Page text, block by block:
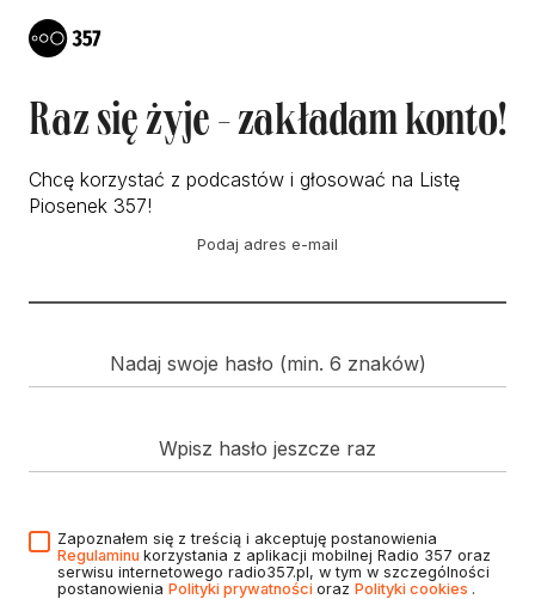
Raz się żyje - zakładam konto!
Chcę korzystać z podcastów i głosować na Listę
Piosenek 357!
Podaj adres e-mail
Nadaj swoje hasło (min. 6 znaków)
Wpisz hasło jeszcze raz
Zapoznałem się z treścią i akceptuję postanowienia
Regulaminu korzystania z aplikacji mobilnej Radio 357 oraz
serwisu internetowego radio357.pl, w tym w szczególności
postanowienia Polityki prywatności oraz Polityki cookies .